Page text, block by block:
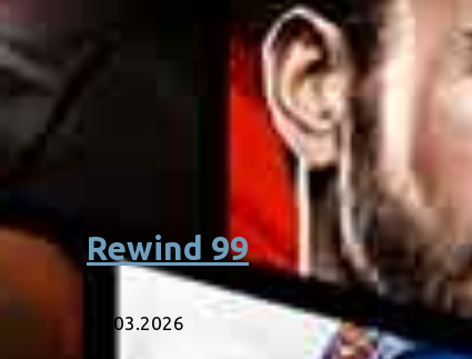
Rewind 99
12.03.2026